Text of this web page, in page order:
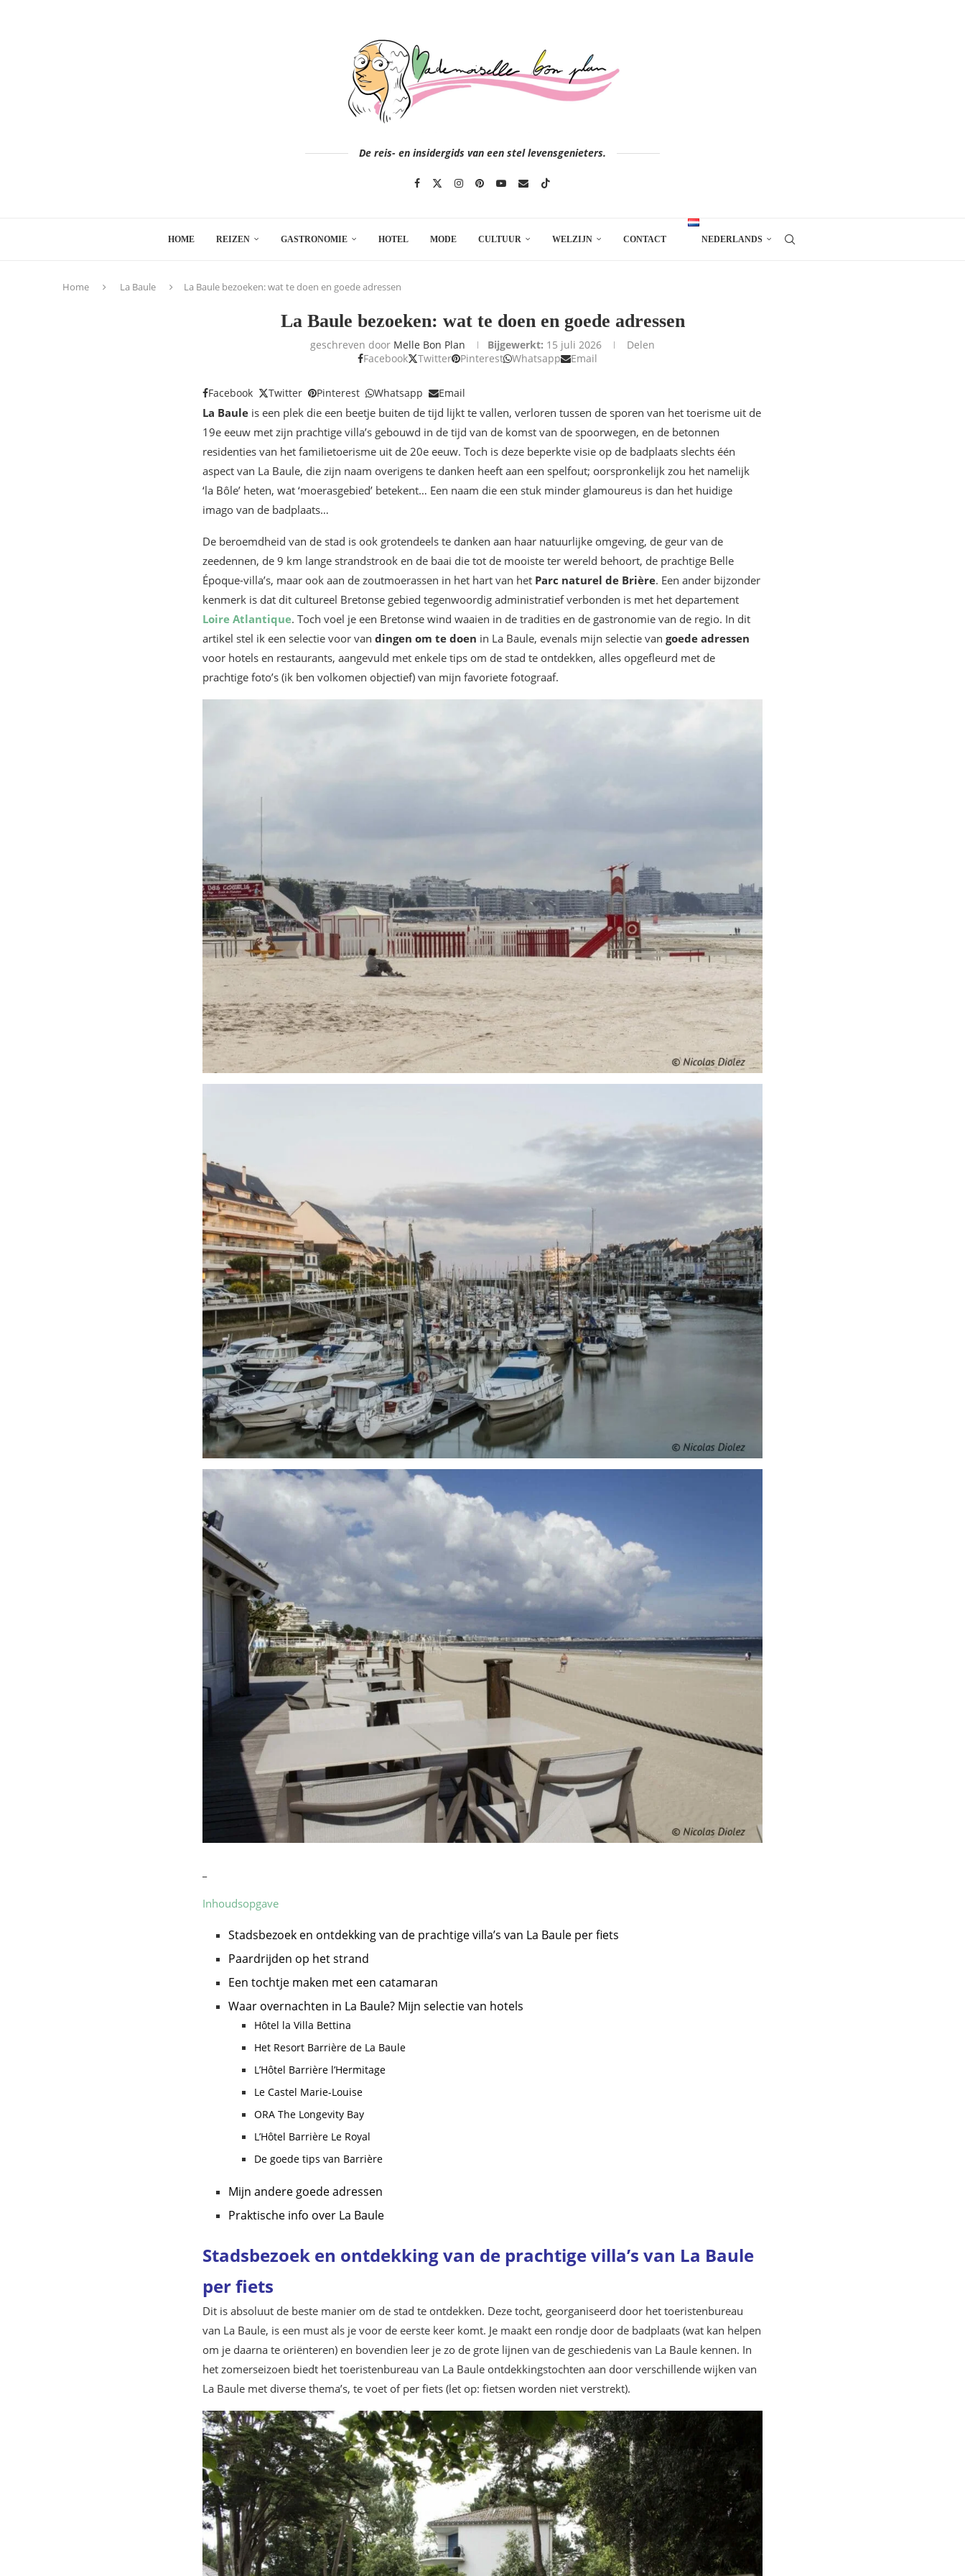
De reis- en insidergids van een stel levensgenieters.
HOME REIZEN GASTRONOMIE HOTEL MODE CULTUUR WELZIJN CONTACT NEDERLANDS
Home La Baule La Baule bezoeken: wat te doen en goede adressen
La Baule bezoeken: wat te doen en goede adressen
geschreven door Melle Bon Plan Bijgewerkt: 15 juli 2026
Delen
Facebook
Twitter Pinterest Whatsapp Email
Facebook Twitter Pinterest Whatsapp Email
La Baule is een plek die een beetje buiten de tijd lijkt te vallen, verloren tussen de sporen van het toerisme uit de
19e eeuw met zijn prachtige villa’s gebouwd in de tijd van de komst van de spoorwegen, en de betonnen
residenties van het familietoerisme uit de 20e eeuw. Toch is deze beperkte visie op de badplaats slechts één
aspect van La Baule, die zijn naam overigens te danken heeft aan een spelfout; oorspronkelijk zou het namelijk
‘la Bôle’ heten, wat ‘moerasgebied’ betekent… Een naam die een stuk minder glamoureus is dan het huidige
imago van de badplaats…
De beroemdheid van de stad is ook grotendeels te danken aan haar natuurlijke omgeving, de geur van de
zeedennen, de 9 km lange strandstrook en de baai die tot de mooiste ter wereld behoort, de prachtige Belle
Époque-villa’s, maar ook aan de zoutmoerassen in het hart van het Parc naturel de Brière. Een ander bijzonder
kenmerk is dat dit cultureel Bretonse gebied tegenwoordig administratief verbonden is met het departement
Loire Atlantique. Toch voel je een Bretonse wind waaien in de tradities en de gastronomie van de regio. In dit
artikel stel ik een selectie voor van dingen om te doen in La Baule, evenals mijn selectie van goede adressen
voor hotels en restaurants, aangevuld met enkele tips om de stad te ontdekken, alles opgefleurd met de
prachtige foto’s (ik ben volkomen objectief) van mijn favoriete fotograaf.
Inhoudsopgave
Stadsbezoek en ontdekking van de prachtige villa’s van La Baule per fiets
Paardrijden op het strand
Een tochtje maken met een catamaran
Waar overnachten in La Baule? Mijn selectie van hotels
Hôtel la Villa Bettina
Het Resort Barrière de La Baule
L’Hôtel Barrière l’Hermitage
Le Castel Marie-Louise
ORA The Longevity Bay
L’Hôtel Barrière Le Royal
De goede tips van Barrière
Mijn andere goede adressen
Praktische info over La Baule
Stadsbezoek en ontdekking van de prachtige villa’s van La Baule
per fiets
Dit is absoluut de beste manier om de stad te ontdekken. Deze tocht, georganiseerd door het toeristenbureau
van La Baule, is een must als je voor de eerste keer komt. Je maakt een rondje door de badplaats (wat kan helpen
om je daarna te oriënteren) en bovendien leer je zo de grote lijnen van de geschiedenis van La Baule kennen. In
het zomerseizoen biedt het toeristenbureau van La Baule ontdekkingstochten aan door verschillende wijken van
La Baule met diverse thema’s, te voet of per fiets (let op: fietsen worden niet verstrekt).